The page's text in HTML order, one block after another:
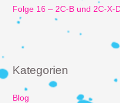
Folge 16 – 2C-B und 2C-X-
Kategorien
Blog